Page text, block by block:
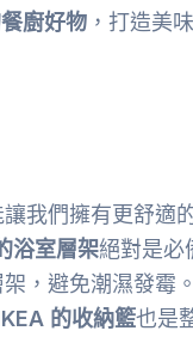
廚好物 ，打造美味
我們擁有更舒適
浴室層架絕對是必
，避免潮濕發霉。
的收納籃也是